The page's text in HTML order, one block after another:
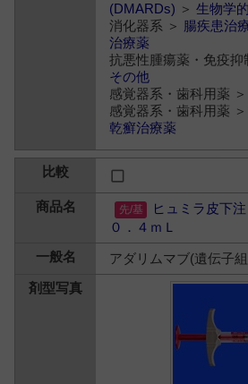
(DMARDs) ＞生物学
消化器系 ＞ 腸疾患治
治療薬
抗悪性腫瘍薬・免疫抑
その他
感覚器系・歯科用薬 ＞
感覚器系・歯科用薬 ＞
乾癬治療薬
ヒュミラ皮下
０．４ｍＬ
アダリムマブ(遺伝子